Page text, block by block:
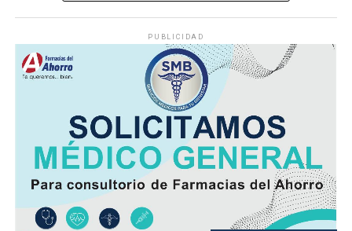
con daños totales a consecuencia de las llamas. No se
reportaron personas lesionadas ni fue necesario evacuar
la zona.
Las autoridades realizaron una inspección en el
deshuesadero para descartar riesgos adicionales y
determinar las posibles causas que originaron el
incendio.
Hasta el momento no se ha informado si el fuego fue
PUBLICIDAD